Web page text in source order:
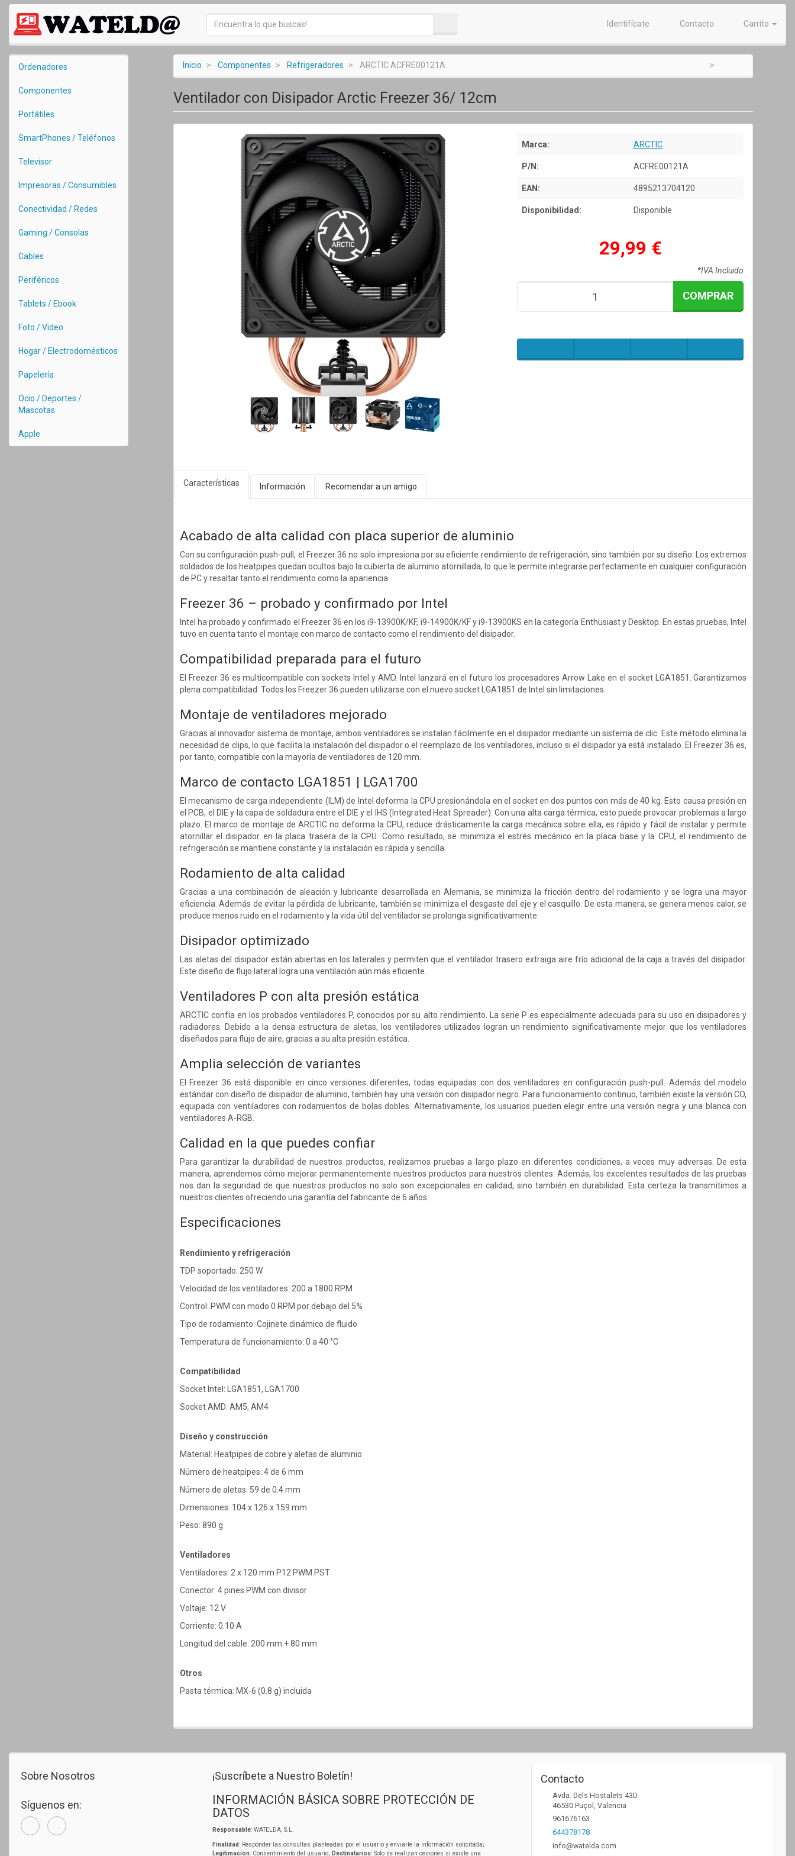
Identifícate Contacto Carrito
Ordenadores
Componentes
Portátiles
SmartPhones / Teléfonos
Televisor
Impresoras / Consumibles
Conectividad / Redes
Gaming / Consolas
Cables
Periféricos
Tablets / Ebook
Foto / Video
Hogar / Electrodomésticos
Papelería
Ocio / Deportes /
Mascotas
Apple
Inicio Componentes Refrigeradores ARCTIC ACFRE00121A
Ventilador con Disipador Arctic Freezer 36/ 12cm
Marca: ARCTIC
P/N: ACFRE00121A
EAN: 4895213704120
Disponibilidad: Disponible
29,99 €
*IVA Incluido
COMPRAR
Características Información Recomendar a un amigo
Acabado de alta calidad con placa superior de aluminio
Con su configuración push-pull, el Freezer 36 no solo impresiona por su eficiente rendimiento de refrigeración, sino también por su diseño. Los extremos
soldados de los heatpipes quedan ocultos bajo la cubierta de aluminio atornillada, lo que le permite integrarse perfectamente en cualquier configuración
de PC y resaltar tanto el rendimiento como la apariencia.
Freezer 36 – probado y confirmado por Intel
Intel ha probado y confirmado el Freezer 36 en los i9-13900K/KF, i9-14900K/KF y i9-13900KS en la categoría Enthusiast y Desktop. En estas pruebas, Intel
tuvo en cuenta tanto el montaje con marco de contacto como el rendimiento del disipador.
Compatibilidad preparada para el futuro
El Freezer 36 es multicompatible con sockets Intel y AMD. Intel lanzará en el futuro los procesadores Arrow Lake en el socket LGA1851. Garantizamos
plena compatibilidad. Todos los Freezer 36 pueden utilizarse con el nuevo socket LGA1851 de Intel sin limitaciones.
Montaje de ventiladores mejorado
Gracias al innovador sistema de montaje, ambos ventiladores se instalan fácilmente en el disipador mediante un sistema de clic. Este método elimina la
necesidad de clips, lo que facilita la instalación del disipador o el reemplazo de los ventiladores, incluso si el disipador ya está instalado. El Freezer 36 es,
por tanto, compatible con la mayoría de ventiladores de 120 mm.
Marco de contacto LGA1851 | LGA1700
El mecanismo de carga independiente (ILM) de Intel deforma la CPU presionándola en el socket en dos puntos con más de 40 kg. Esto causa presión en
el PCB, el DIE y la capa de soldadura entre el DIE y el IHS (Integrated Heat Spreader). Con una alta carga térmica, esto puede provocar problemas a largo
plazo. El marco de montaje de ARCTIC no deforma la CPU, reduce drásticamente la carga mecánica sobre ella, es rápido y fácil de instalar y permite
atornillar el disipador en la placa trasera de la CPU. Como resultado, se minimiza el estrés mecánico en la placa base y la CPU, el rendimiento de
refrigeración se mantiene constante y la instalación es rápida y sencilla.
Rodamiento de alta calidad
Gracias a una combinación de aleación y lubricante desarrollada en Alemania, se minimiza la fricción dentro del rodamiento y se logra una mayor
eficiencia. Además de evitar la pérdida de lubricante, también se minimiza el desgaste del eje y el casquillo. De esta manera, se genera menos calor, se
produce menos ruido en el rodamiento y la vida útil del ventilador se prolonga significativamente.
Disipador optimizado
Las aletas del disipador están abiertas en los laterales y permiten que el ventilador trasero extraiga aire frío adicional de la caja a través del disipador.
Este diseño de flujo lateral logra una ventilación aún más eficiente.
Ventiladores P con alta presión estática
ARCTIC confía en los probados ventiladores P, conocidos por su alto rendimiento. La serie P es especialmente adecuada para su uso en disipadores y
radiadores. Debido a la densa estructura de aletas, los ventiladores utilizados logran un rendimiento significativamente mejor que los ventiladores
diseñados para flujo de aire, gracias a su alta presión estática.
Amplia selección de variantes
El Freezer 36 está disponible en cinco versiones diferentes, todas equipadas con dos ventiladores en configuración push-pull. Además del modelo
estándar con diseño de disipador de aluminio, también hay una versión con disipador negro. Para funcionamiento continuo, también existe la versión CO,
equipada con ventiladores con rodamientos de bolas dobles. Alternativamente, los usuarios pueden elegir entre una versión negra y una blanca con
ventiladores A-RGB.
Calidad en la que puedes confiar
Para garantizar la durabilidad de nuestros productos, realizamos pruebas a largo plazo en diferentes condiciones, a veces muy adversas. De esta
manera, aprendemos cómo mejorar permanentemente nuestros productos para nuestros clientes. Además, los excelentes resultados de las pruebas
nos dan la seguridad de que nuestros productos no solo son excepcionales en calidad, sino también en durabilidad. Esta certeza la transmitimos a
nuestros clientes ofreciendo una garantía del fabricante de 6 años.
Especificaciones
Rendimiento y refrigeración
TDP soportado: 250 W
Velocidad de los ventiladores: 200 a 1800 RPM
Control: PWM con modo 0 RPM por debajo del 5%
Tipo de rodamiento: Cojinete dinámico de fluido
Temperatura de funcionamiento: 0 a 40 °C
Compatibilidad
Socket Intel: LGA1851, LGA1700
Socket AMD: AM5, AM4
Diseño y construcción
Material: Heatpipes de cobre y aletas de aluminio
Número de heatpipes: 4 de 6 mm
Número de aletas: 59 de 0.4 mm
Dimensiones: 104 x 126 x 159 mm
Peso: 890 g
Ventiladores
Ventiladores: 2 x 120 mm P12 PWM PST
Conector: 4 pines PWM con divisor
Voltaje: 12 V
Corriente: 0.10 A
Longitud del cable: 200 mm + 80 mm
Otros
Pasta térmica: MX-6 (0.8 g) incluida
Sobre Nosotros
Síguenos en:
¡Suscríbete a Nuestro Boletín!
INFORMACIÓN BÁSICA SOBRE PROTECCIÓN DE
DATOS
Responsable: WATELDA, S.L.
Finalidad: Responder las consultas planteadas por el usuario y enviarle la información solicitada;
Legitimación: Consentimiento del usuario; Destinatarios: Solo se realizan cesiones si existe una
Contacto
Avda. Dels Hostalets 43D
46530 Puçol , Valencia
961676163
644378178
info@watelda.com